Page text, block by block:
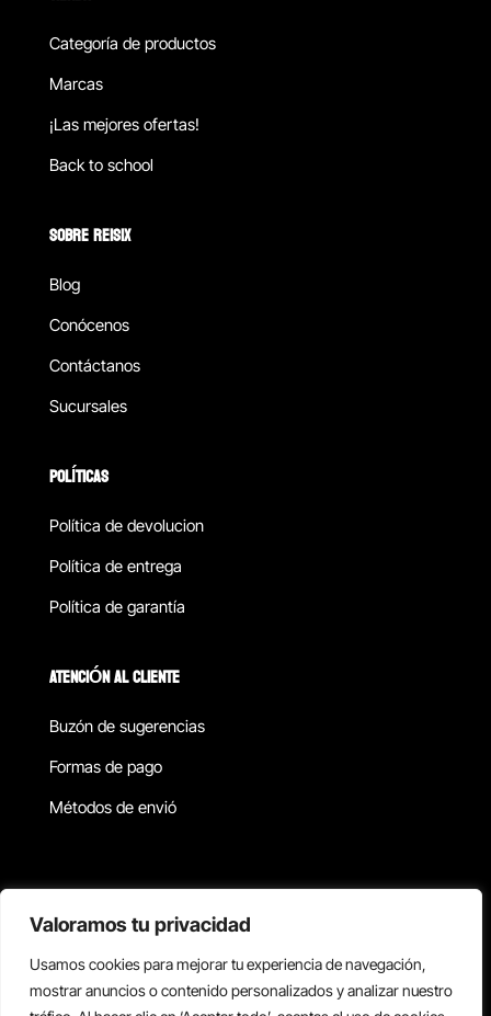
Valoramos tu privacidad
Usamos cookies para mejorar tu experiencia de navegación,
mostrar anuncios o contenido personalizados y analizar nuestro
Categoría de productos
Marcas
¡Las mejores ofertas!
Back to school
SOBRE REISIX
Blog
Conócenos
Contáctanos
Sucursales
POLÍTICAS
Política de devolucion
Política de entrega
Política de garantía
ATENCIÓN AL CLIENTE
Buzón de sugerencias
Formas de pago
Métodos de envió
Copyright © 2026 Reisix. Todos los derechos reservados.